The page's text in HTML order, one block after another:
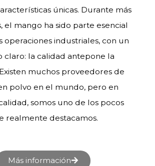
únicas. Durante más
el mango ha sido parte esencial
operaciones industriales, con un
claro: la calidad antepone la
Existen muchos proveedores de
polvo en el mundo, pero en
somos uno de los pocos
realmente destacamos.
Más información